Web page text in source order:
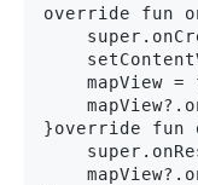
override fun
mapView =
}override fun